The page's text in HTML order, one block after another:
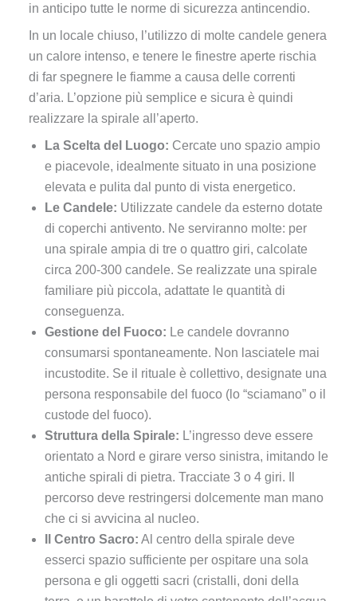
in anticipo tutte le norme di sicurezza antincendio.
In un locale chiuso, l’utilizzo di molte candele genera
un calore intenso, e tenere le finestre aperte rischia
di far spegnere le fiamme a causa delle correnti
d’aria. L’opzione più semplice e sicura è quindi
realizzare la spirale all’aperto.
La Scelta del Luogo: Cercate uno spazio ampio
e piacevole, idealmente situato in una posizione
elevata e pulita dal punto di vista energetico.
Le Candele: Utilizzate candele da esterno dotate
di coperchi antivento. Ne serviranno molte: per
una spirale ampia di tre o quattro giri, calcolate
circa 200-300 candele. Se realizzate una spirale
familiare più piccola, adattate le quantità di
conseguenza.
Gestione del Fuoco: Le candele dovranno
consumarsi spontaneamente. Non lasciatele mai
incustodite. Se il rituale è collettivo, designate una
persona responsabile del fuoco (lo “sciamano” o il
custode del fuoco).
Struttura della Spirale: L’ingresso deve essere
orientato a Nord e girare verso sinistra, imitando le
antiche spirali di pietra. Tracciate 3 o 4 giri. Il
percorso deve restringersi dolcemente man mano
che ci si avvicina al nucleo.
Il Centro Sacro: Al centro della spirale deve
esserci spazio sufficiente per ospitare una sola
persona e gli oggetti sacri (cristalli, doni della